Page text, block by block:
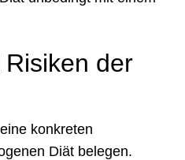
der
konkreten
Diät belegen.